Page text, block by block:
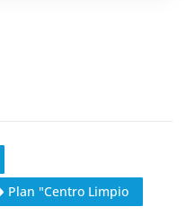
Plan "Centro Limpio